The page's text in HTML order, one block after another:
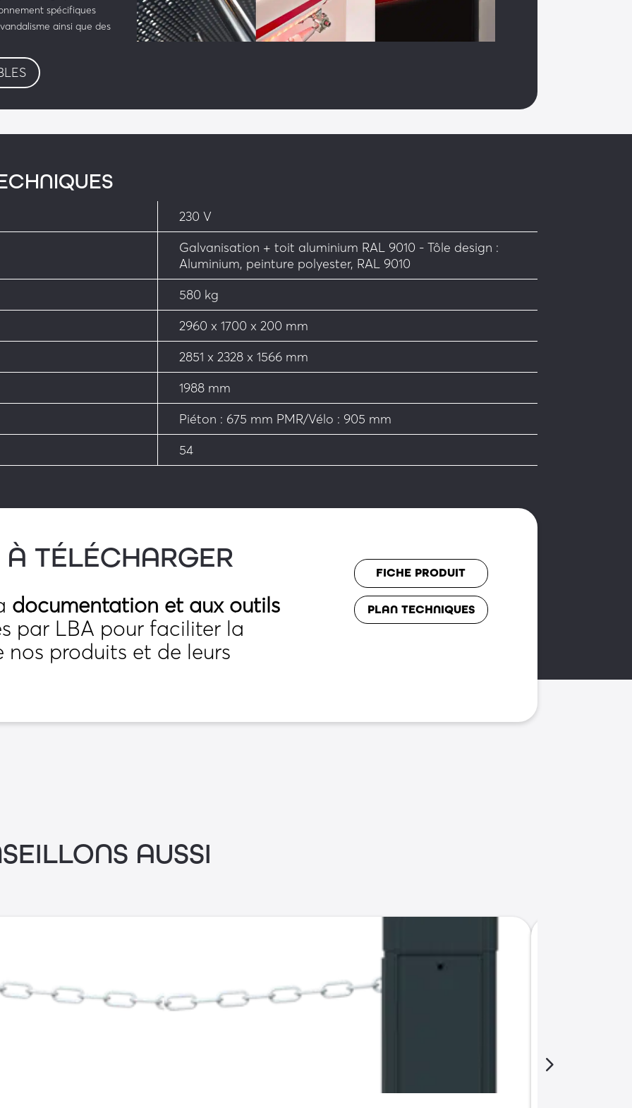
: Alimentation,
(Modbus) et
sens de passage
dans un sens et
par IP
spécifiques
ainsi que des
230 V
Galvanisation + toit aluminium RAL 9010 - Tôle design :
Aluminium, peinture polyester, RAL 9010
580 kg
2960 x 1700 x 200 mm
2851 x 2328 x 1566 mm
1988 mm
Piéton : 675 mm PMR/Vélo : 905 mm
54
TÉLÉCHARGER
documentation et aux outils
par LBA pour faciliter la
nos produits et de leurs
FICHE PRODUIT
PLAN TECHNIQUES
AUSSI